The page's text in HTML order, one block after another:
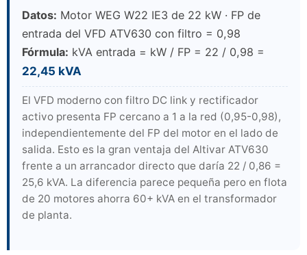
Datos: Motor WEG W22 IE3 de 22 kW · FP de
entrada del VFD ATV630 con filtro = 0,98
Fórmula: kVA entrada = kW / FP = 22 / 0,98 =
22,45 kVA
El VFD moderno con filtro DC link y rectificador
activo presenta FP cercano a 1 a la red (0,95-0,98),
independientemente del FP del motor en el lado de
salida. Esto es la gran ventaja del Altivar ATV630
frente a un arrancador directo que daría 22 / 0,86 =
25,6 kVA. La diferencia parece pequeña pero en flota
de 20 motores ahorra 60+ kVA en el transformador
de planta.